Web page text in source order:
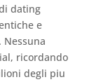
dating
e
ricordando
degli piu